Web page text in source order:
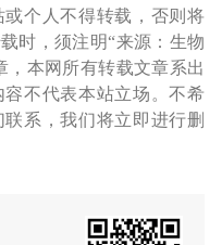
个人不得转载，否则将
时，须注明“来源：生物
，本网所有转载文章系出
不代表本站立场。不希
系，我们将立即进行删